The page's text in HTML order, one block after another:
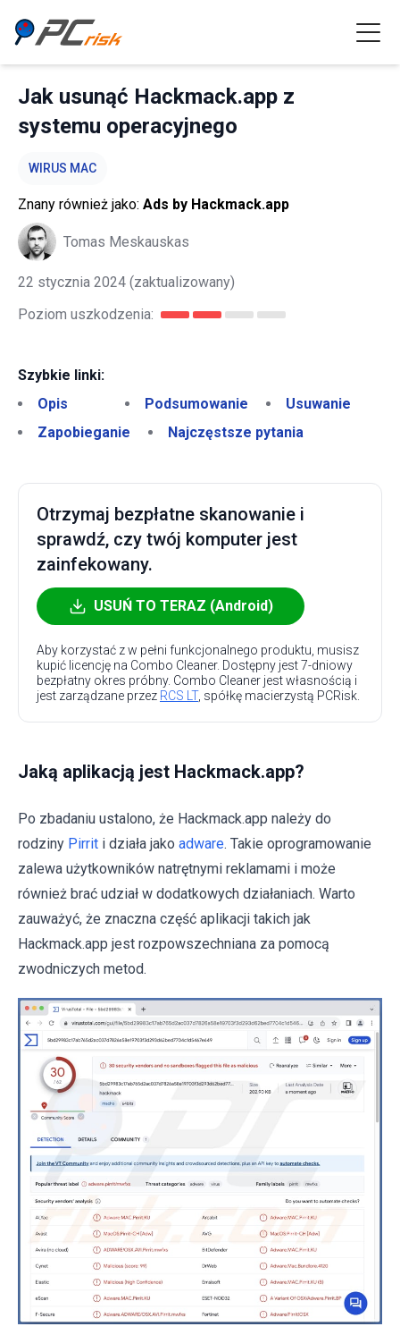
Jak usunąć Hackmack.app z
systemu operacyjnego
WIRUS MAC
Znany również jako: Ads by Hackmack.app
Tomas Meskauskas
22 stycznia 2024 (zaktualizowany)
Poziom uszkodzenia:
Szybkie linki:
Opis
Podsumowanie
Usuwanie
Zapobieganie
Najczęstsze pytania
Otrzymaj bezpłatne skanowanie i
sprawdź, czy twój komputer jest
zainfekowany.
USUŃ TO TERAZ (Android)
Aby korzystać z w pełni funkcjonalnego produktu, musisz
kupić licencję na Combo Cleaner. Dostępny jest 7-dniowy
bezpłatny okres próbny. Combo Cleaner jest własnością i
jest zarządzane przez RCS LT, spółkę macierzystą PCRisk.
Jaką aplikacją jest Hackmack.app?
Po zbadaniu ustalono, że Hackmack.app należy do
rodziny Pirrit i działa jako adware. Takie oprogramowanie
zalewa użytkowników natrętnymi reklamami i może
również brać udział w dodatkowych działaniach. Warto
zauważyć, że znaczna część aplikacji takich jak
Hackmack.app jest rozpowszechniana za pomocą
zwodniczych metod.